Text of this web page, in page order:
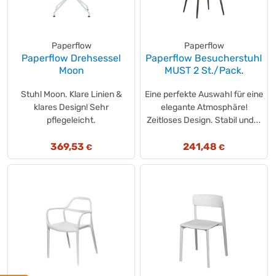
Paperflow
Paperflow Drehsessel
Moon
Stuhl Moon. Klare Linien &
klares Design! Sehr
pflegeleicht.
369,53 €
Paperflow
Paperflow Besucherstuhl
MUST 2 St./Pack.
Eine perfekte Auswahl für eine
elegante Atmosphäre!
Zeitloses Design. Stabil und...
241,48 €